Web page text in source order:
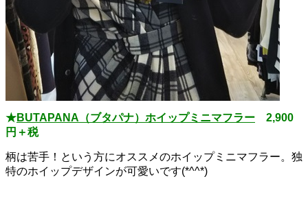
★BUTAPANA（ブタパナ）ホイップミニマフラー 2,900
円＋税
柄は苦手！という方にオススメのホイップミニマフラー。独
特のホイップデザインが可愛いです(*^^*)